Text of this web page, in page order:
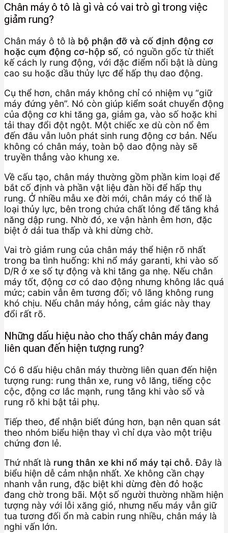
Chân máy ô tô là gì và có vai trò gì trong việc
giảm rung?
Chân máy ô tô là bộ phận đỡ và cố định động cơ
hoặc cụm động cơ-hộp số, có nguồn gốc từ thiết
kế cách ly rung động, với đặc điểm nổi bật là dùng
cao su hoặc dầu thủy lực để hấp thụ dao động.
Cụ thể hơn, chân máy không chỉ có nhiệm vụ “giữ
máy đứng yên”. Nó còn giúp kiểm soát chuyển động
của động cơ khi tăng ga, giảm ga, vào số hoặc khi
tải thay đổi đột ngột. Một chiếc xe dù còn nổ êm
đến đâu vẫn luôn phát sinh rung động cơ bản. Nếu
không có chân máy, toàn bộ dao động này sẽ
truyền thẳng vào khung xe.
Về cấu tạo, chân máy thường gồm phần kim loại để
bắt cố định và phần vật liệu đàn hồi để hấp thụ
rung. Ở nhiều mẫu xe đời mới, chân máy có thể là
loại thủy lực, bên trong chứa chất lỏng để tăng khả
năng dập rung. Nhờ đó, xe vận hành êm hơn, đặc
biệt ở dải tua thấp và khi dừng chờ.
Vai trò giảm rung của chân máy thể hiện rõ nhất
trong ba tình huống: khi nổ máy garanti, khi vào số
D/R ở xe số tự động và khi tăng ga nhẹ. Nếu chân
máy tốt, động cơ có dao động nhưng không lắc quá
mức; cabin vẫn êm tương đối; vô lăng không rung
khó chịu. Nếu chân máy hỏng, cảm giác này thay
đổi rất rõ.
Những dấu hiệu nào cho thấy chân máy đang
liên quan đến hiện tượng rung?
Có 6 dấu hiệu chân máy thường liên quan đến hiện
tượng rung: rung thân xe, rung vô lăng, tiếng cộc
cộc, động cơ lắc mạnh, rung tăng khi vào số và
rung rõ khi bật tải phụ.
Tiếp theo, để nhận biết đúng hơn, bạn nên quan sát
theo nhóm biểu hiện thay vì chỉ dựa vào một triệu
chứng đơn lẻ.
Thứ nhất là rung thân xe khi nổ máy tại chỗ. Đây là
biểu hiện dễ cảm nhận nhất. Xe không cần chạy
nhanh vẫn rung, đặc biệt khi dừng đèn đỏ hoặc
đang chờ trong bãi. Một số người thường nhầm hiện
tượng này với lỗi xăng gió, nhưng nếu máy vẫn giữ
tua tương đối ổn mà cabin rung nhiều, chân máy là
nghi vấn lớn.